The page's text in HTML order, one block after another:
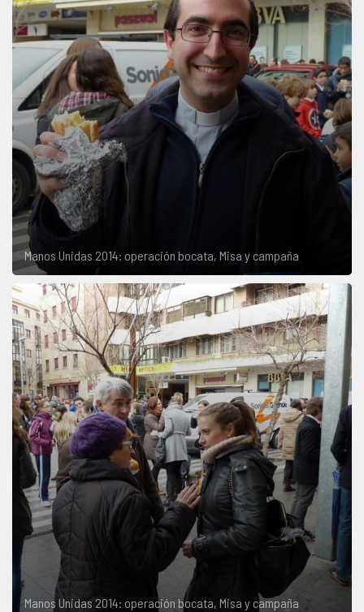
Manos Unidas 2014: operación bocata, Misa y campaña
Manos Unidas 2014: operación bocata, Misa y campaña